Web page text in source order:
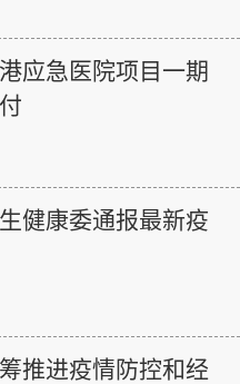
应急医院项目一期
健康委通报最新疫
推进疫情防控和经